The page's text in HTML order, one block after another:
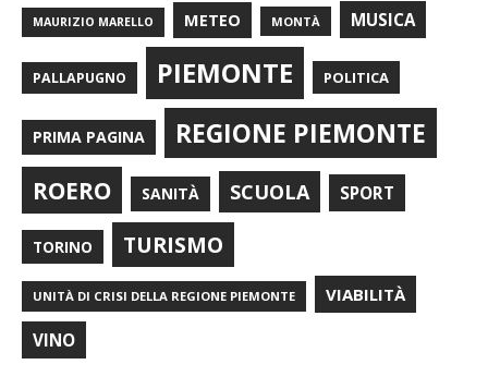
MAURIZIO MARELLO METEO MONTÀ MUSICA
PALLAPUGNO PIEMONTE POLITICA
PRIMA PAGINA REGIONE PIEMONTE
ROERO SANITÀ SCUOLA SPORT
TORINO TURISMO
UNITÀ DI CRISI DELLA REGIONE PIEMONTE VIABILITÀ
VINO